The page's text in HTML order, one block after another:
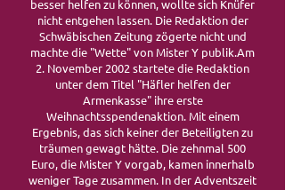
besser helfen zu können, wollte sich Knüfer
nicht entgehen lassen. Die Redaktion der
Schwäbischen Zeitung zögerte nicht und
machte die "Wette" von Mister Y publik.Am
2. November 2002 startete die Redaktion
unter dem Titel "Häfler helfen der
Armenkasse" ihre erste
Weihnachtsspendenaktion. Mit einem
Ergebnis, das sich keiner der Beteiligten zu
träumen gewagt hätte. Die zehnmal 500
Euro, die Mister Y vorgab, kamen innerhalb
weniger Tage zusammen. In der Adventszeit